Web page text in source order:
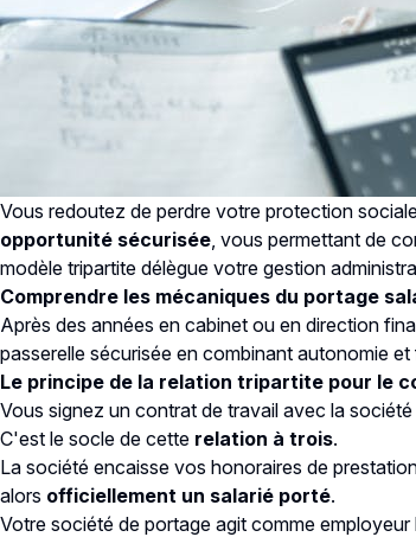
Vous redoutez de perdre votre protection
opportunité sécurisée, vous permettant de
modèle tripartite délègue votre gestion
Comprendre les mécaniques du portage
Après des années en cabinet ou en direction
passerelle sécurisée en combinant autonomie et
Le principe de la relation tripartite pour le
Vous signez un contrat de travail avec la
C'est le socle de cette relation à trois.
La société encaisse vos honoraires de
alors officiellement un salarié porté.
Votre société de portage agit comme employeur